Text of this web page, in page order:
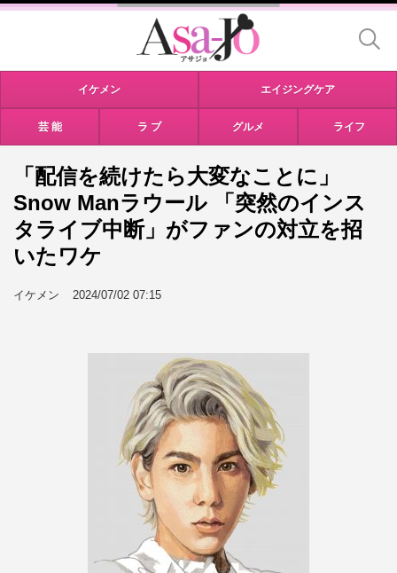
イケメン エイジングケア
芸 能 ラ ブ グルメ ライフ
「配信を続けたら大変なことに」
Snow Manラウール 「突然のインス
タライブ中断」がファンの対立を招
いたワケ
イケメン 2024/07/02 07:15